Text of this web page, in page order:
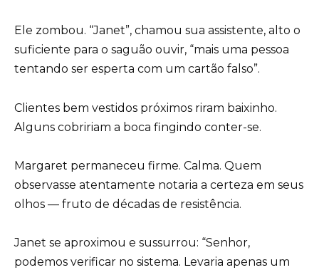
Ele zombou. “Janet”, chamou sua assistente, alto o
suficiente para o saguão ouvir, “mais uma pessoa
tentando ser esperta com um cartão falso”.
Clientes bem vestidos próximos riram baixinho.
Alguns cobririam a boca fingindo conter-se.
Margaret permaneceu firme. Calma. Quem
observasse atentamente notaria a certeza em seus
olhos — fruto de décadas de resistência.
Janet se aproximou e sussurrou: “Senhor,
podemos verificar no sistema. Levaria apenas um